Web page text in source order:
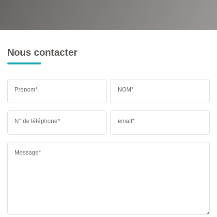
Nous contacter
Prénom* NOM*
N° de téléphone* email*
Message*